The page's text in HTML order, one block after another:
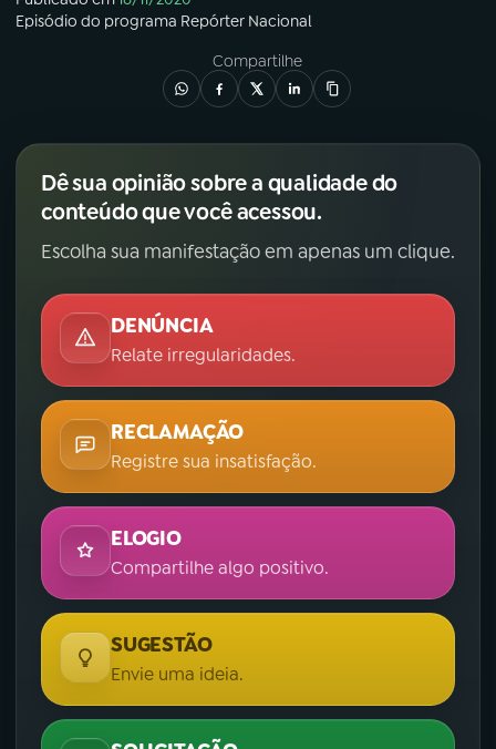
ACOMPANHE A RÁDIO NACIONAL
Instagram X
Episódio do programa Repórter Nacional
Compartilhe
Dê sua opinião sobre a qualidade do
conteúdo que você acessou.
Escolha sua manifestação em apenas um clique.
DENÚNCIA
Relate irregularidades.
RECLAMAÇÃO
Registre sua insatisfação.
ELOGIO
Compartilhe algo positivo.
SUGESTÃO
Envie uma ideia.